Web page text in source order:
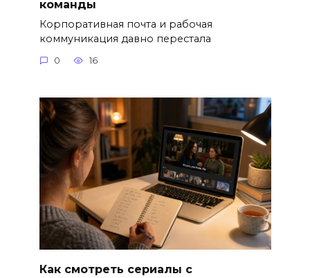
команды
Корпоративная почта и рабочая
коммуникация давно перестала
0 16
Как смотреть сериалы с